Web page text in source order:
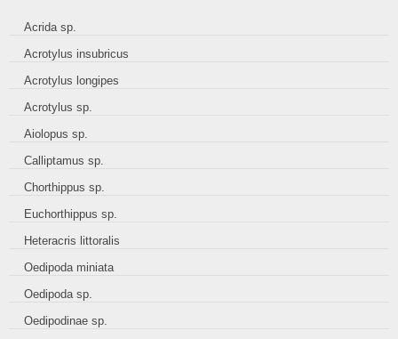
Acrida sp.
Acrotylus insubricus
Acrotylus longipes
Acrotylus sp.
Aiolopus sp.
Calliptamus sp.
Chorthippus sp.
Euchorthippus sp.
Heteracris littoralis
Oedipoda miniata
Oedipoda sp.
Oedipodinae sp.